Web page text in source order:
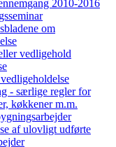
2010-2016
om
vedligehold
- særlige regler for
køkkener m.m.
af ulovligt udførte